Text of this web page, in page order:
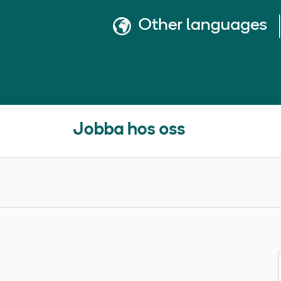
Other languages
Jobba hos oss